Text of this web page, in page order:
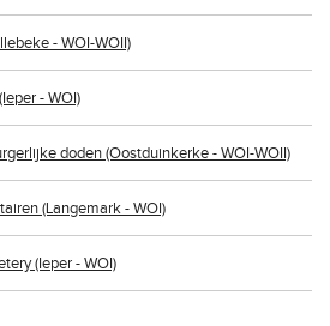
- WOI-WOII)
- WOI)
doden (Oostduinkerke - WOI-WOII)
(Langemark - WOI)
(Ieper - WOI)